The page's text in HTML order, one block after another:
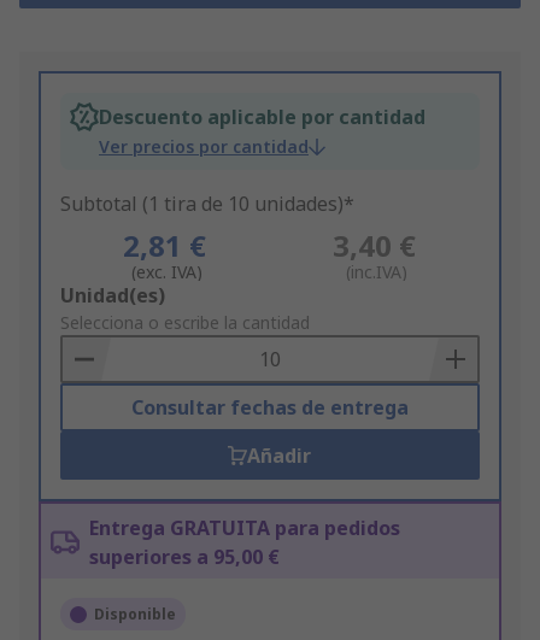
Descuento aplicable por cantidad
Ver precios por cantidad
Subtotal (1 tira de 10 unidades)*
2,81 €
(exc. IVA)
3,40 €
(inc.IVA)
Add
to
Basket
Unidad(es)
Selecciona o escribe la cantidad
Consultar fechas de entrega
Añadir
Entrega GRATUITA para pedidos
superiores a 95,00 €
Disponible